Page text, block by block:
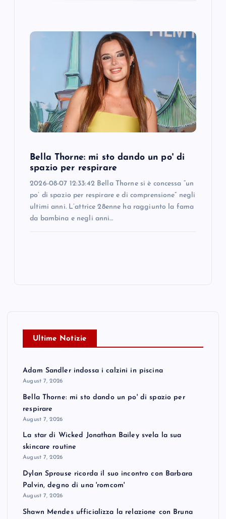
Bella Thorne: mi sto dando un po' di
spazio per respirare
2026-08-07 12:33:42 Bella Thorne si è concessa “un
po’ di spazio per respirare e di comprensione” negli
ultimi anni. L’attrice 28enne ha raggiunto la fama
da bambina e negli anni…
Ultime Notizie
Adam Sandler indossa i calzini in piscina
August 7, 2026
Bella Thorne: mi sto dando un po' di spazio per
respirare
August 7, 2026
La star di Wicked Jonathan Bailey svela la sua
skincare routine
August 7, 2026
Dylan Sprouse ricorda il suo incontro con Barbara
Palvin, degno di una 'romcom'
August 7, 2026
Shawn Mendes ufficializza la relazione con Bruna